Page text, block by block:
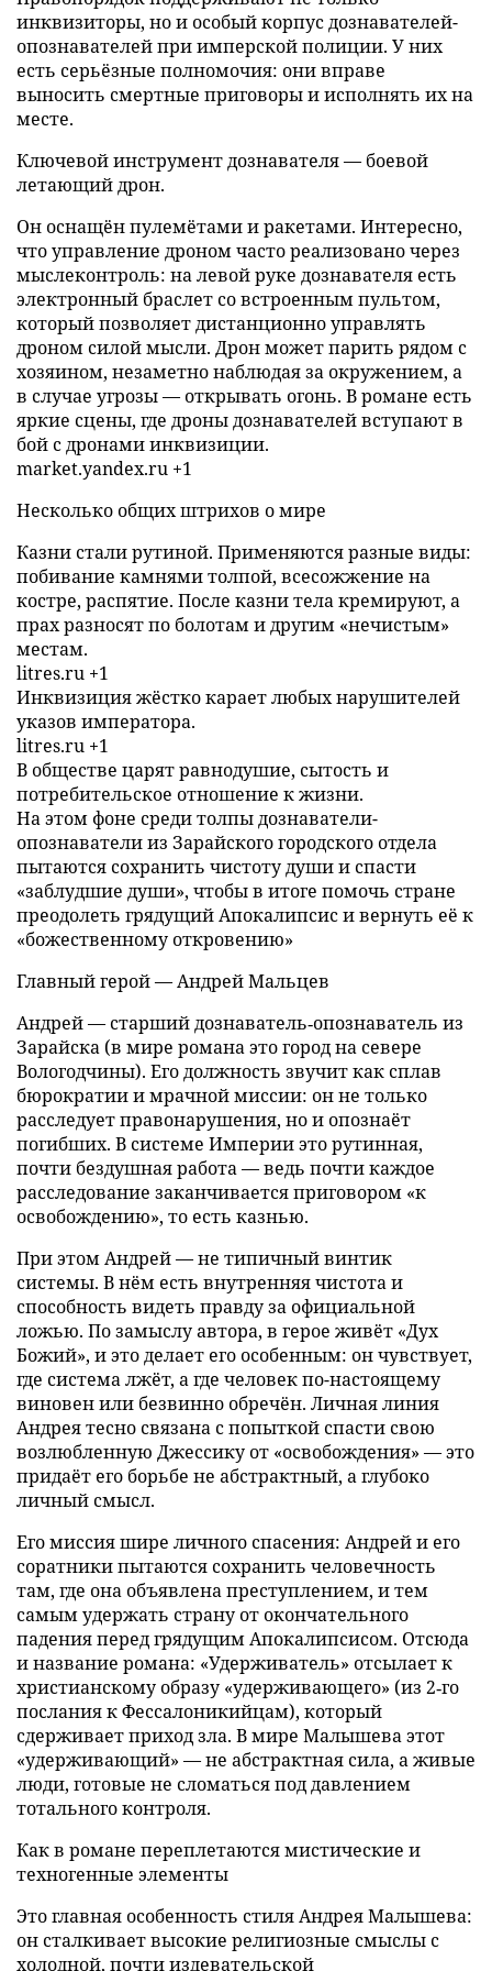
инквизиторы, но и особый корпус дознавателей-
опознавателей при имперской полиции. У них
есть серьёзные полномочия: они вправе
выносить смертные приговоры и исполнять их на
месте.
Ключевой инструмент дознавателя — боевой
летающий дрон.
Он оснащён пулемётами и ракетами. Интересно,
что управление дроном часто реализовано через
мыслеконтроль: на левой руке дознавателя есть
электронный браслет со встроенным пультом,
который позволяет дистанционно управлять
дроном силой мысли. Дрон может парить рядом с
хозяином, незаметно наблюдая за окружением, а
в случае угрозы — открывать огонь. В романе есть
яркие сцены, где дроны дознавателей вступают в
бой с дронами инквизиции.
market.yandex.ru +1
Несколько общих штрихов о мире
Казни стали рутиной. Применяются разные виды:
побивание камнями толпой, всесожжение на
костре, распятие. После казни тела кремируют, а
прах разносят по болотам и другим «нечистым»
местам.
litres.ru +1
Инквизиция жёстко карает любых нарушителей
указов императора.
litres.ru +1
В обществе царят равнодушие, сытость и
потребительское отношение к жизни.
На этом фоне среди толпы дознаватели-
опознаватели из Зарайского городского отдела
пытаются сохранить чистоту души и спасти
«заблудшие души», чтобы в итоге помочь стране
преодолеть грядущий Апокалипсис и вернуть её к
«божественному откровению»
Главный герой — Андрей Мальцев
Андрей — старший дознаватель‑опознаватель из
Зарайска (в мире романа это город на севере
Вологодчины). Его должность звучит как сплав
бюрократии и мрачной миссии: он не только
расследует правонарушения, но и опознаёт
погибших. В системе Империи это рутинная,
почти бездушная работа — ведь почти каждое
расследование заканчивается приговором «к
освобождению», то есть казнью.
При этом Андрей — не типичный винтик
системы. В нём есть внутренняя чистота и
способность видеть правду за официальной
ложью. По замыслу автора, в герое живёт «Дух
Божий», и это делает его особенным: он чувствует,
где система лжёт, а где человек по-настоящему
виновен или безвинно обречён. Личная линия
Андрея тесно связана с попыткой спасти свою
возлюбленную Джессику от «освобождения» — это
придаёт его борьбе не абстрактный, а глубоко
личный смысл.
Его миссия шире личного спасения: Андрей и его
соратники пытаются сохранить человечность
там, где она объявлена преступлением, и тем
самым удержать страну от окончательного
падения перед грядущим Апокалипсисом. Отсюда
и название романа: «Удерживатель» отсылает к
христианскому образу «удерживающего» (из 2‑го
послания к Фессалоникийцам), который
сдерживает приход зла. В мире Малышева этот
«удерживающий» — не абстрактная сила, а живые
люди, готовые не сломаться под давлением
тотального контроля.
Как в романе переплетаются мистические и
техногенные элементы
Это главная особенность стиля Андрея Малышева:
он сталкивает высокие религиозные смыслы с
холодной, почти издевательской